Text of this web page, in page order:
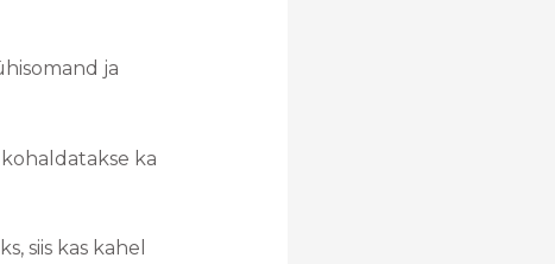
ja
ka
siis kas kahel